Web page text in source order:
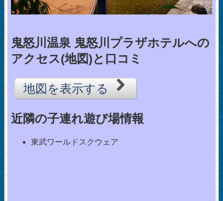
鬼怒川温泉 鬼怒川プラザホテルへの
アクセス(地図)と口コミ
地図を表示する
近隣の子連れ遊び場情報
東武ワールドスクウェア